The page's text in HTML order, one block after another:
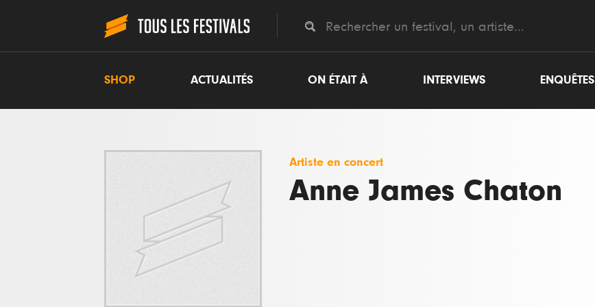
SHOP ACTUALITÉS ON ÉTAIT À INTERVIEWS ENQUÊTES
Artiste en concert
Anne James Chaton